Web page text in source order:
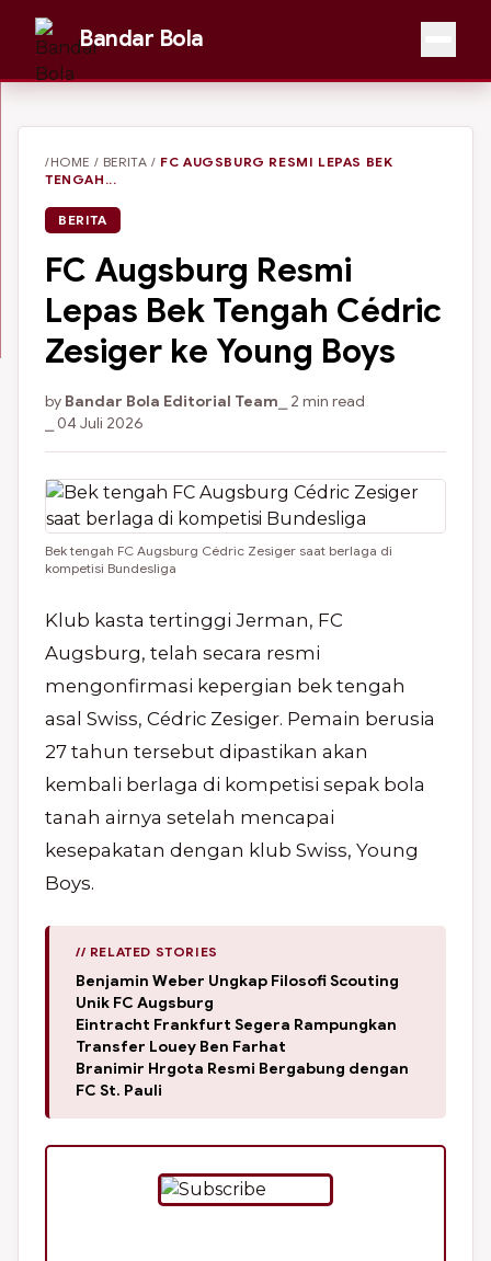
Bandar Bola
/HOME / BERITA / FC AUGSBURG RESMI LEPAS BEK
TENGAH...
BERITA
FC Augsburg Resmi
Lepas Bek Tengah Cédric
Zesiger ke Young Boys
by Bandar Bola Editorial Team ⎯ 2 min read
⎯ 04 Juli 2026
Bek tengah FC Augsburg Cédric Zesiger saat berlaga di
kompetisi Bundesliga
Klub kasta tertinggi Jerman, FC
Augsburg, telah secara resmi
mengonfirmasi kepergian bek tengah
asal Swiss, Cédric Zesiger. Pemain berusia
27 tahun tersebut dipastikan akan
kembali berlaga di kompetisi sepak bola
tanah airnya setelah mencapai
kesepakatan dengan klub Swiss, Young
Boys.
// RELATED STORIES
Benjamin Weber Ungkap Filosofi Scouting
Unik FC Augsburg
Eintracht Frankfurt Segera Rampungkan
Transfer Louey Ben Farhat
Branimir Hrgota Resmi Bergabung dengan
FC St. Pauli